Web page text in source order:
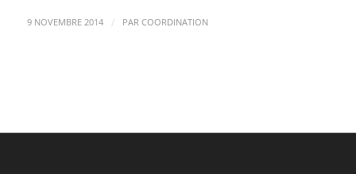
9 NOVEMBRE 2014 / PAR COORDINATION